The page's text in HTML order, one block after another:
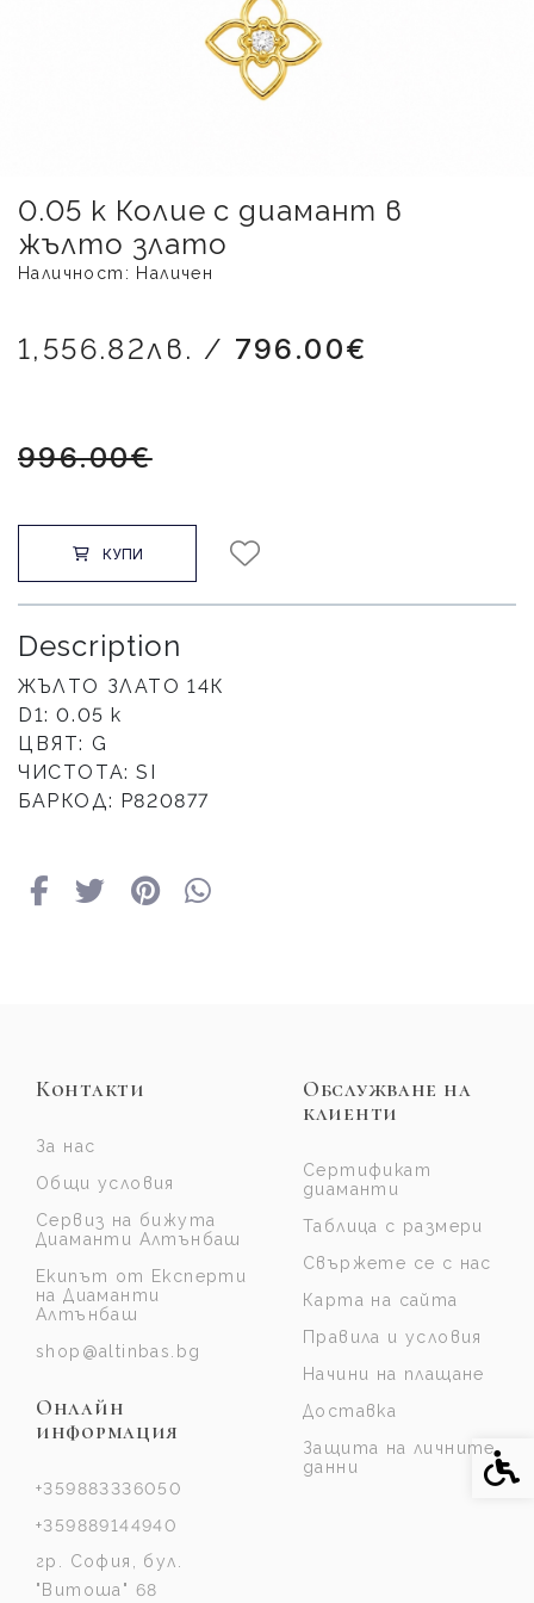
0.05 к Колие с диамант в
жълто злато
Наличност: Наличен
1,556.82лв. / 796.00€
996.00€
КУПИ
Description
ЖЪЛТО ЗЛАТО 14К
D1: 0.05 к
ЦВЯТ: G
ЧИСТОТА: SI
БАРКОД: Р820877
Контакти
За нас
Общи условия
Сервиз на бижута
Диаманти Алтънбаш
Екипът от Експерти
на Диаманти
Алтънбаш
shop@altinbas.bg
Онлайн
информация
+359883336050
+359889144940
гр. София, бул.
"Витоша" 68
Обслужване на
клиенти
Сертификат
диаманти
Таблица с размери
Свържете се с нас
Карта на сайта
Правила и условия
Начини на плащане
Доставка
Защита на личните
данни